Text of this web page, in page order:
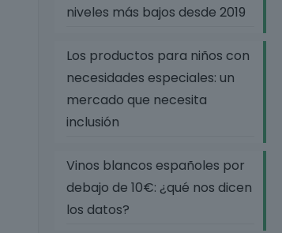
niveles más bajos desde 2019
Los productos para niños con
necesidades especiales: un
mercado que necesita
inclusión
Vinos blancos españoles por
debajo de 10€: ¿qué nos dicen
los datos?